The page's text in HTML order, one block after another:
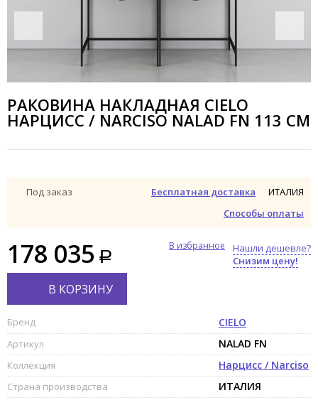
РАКОВИНА НАКЛАДНАЯ CIELO
НАРЦИСС / NARCISO NALAD FN 113 СМ
Под заказ
Бесплатная доставка
Способы оплаты
ИТАЛИЯ
178 035
Нашли дешевле?
Снизим цену!
В избранное
В КОРЗИНУ
Бренд CIELO
Артикул NALAD FN
Коллекция Нарцисс / Narciso
Страна производства ИТАЛИЯ